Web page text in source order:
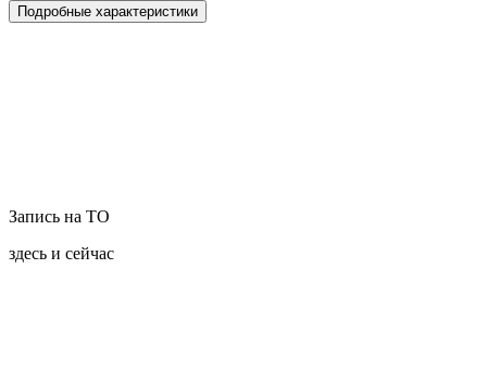
Подробные характеристики
Запись на ТО
здесь и сейчас